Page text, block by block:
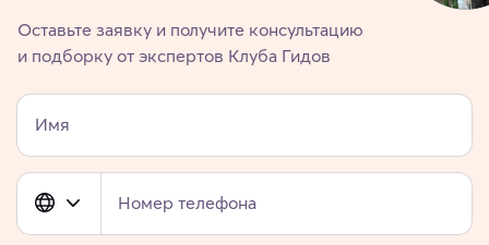
Оставьте заявку и получите консультацию
и подборку от экспертов Клуба Гидов
Имя
Номер телефона